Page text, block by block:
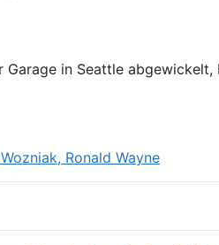
Garage in Seattle
Ronald Wayne